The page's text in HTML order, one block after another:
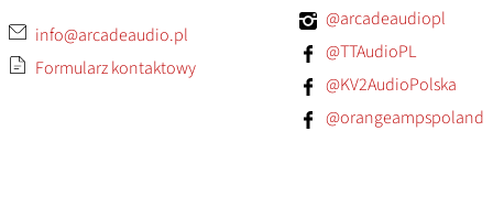
info@arcadeaudio.pl
Formularz kontaktowy
@arcadeaudiopl
@TTAudioPL
@KV2AudioPolska
@orangeampspoland